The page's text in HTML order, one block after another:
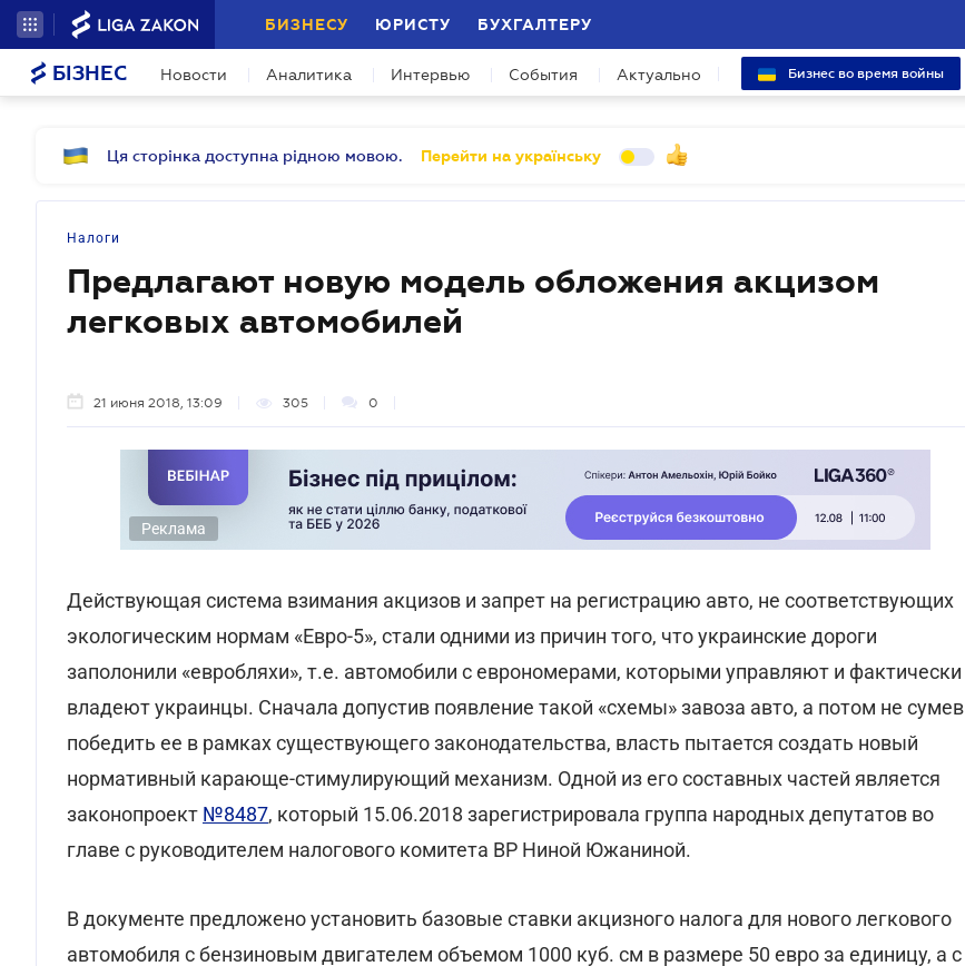
БИЗНЕСУ ЮРИСТУ БУХГАЛТЕРУ
БІЗНЕС Новости Аналитика Интервью События Актуально Бизнес во время войны
Ця сторінка доступна рідною мовою. Перейти на українську
Налоги
Предлагают новую модель обложения акцизом
легковых автомобилей
21 июня 2018, 13:09 305 0
Реклама
Действующая система взимания акцизов и запрет на регистрацию авто, не соответствующих
экологическим нормам «Евро-5», стали одними из причин того, что украинские дороги
заполонили «евробляхи», т.е. автомобили с еврономерами, которыми управляют и фактически
владеют украинцы. Сначала допустив появление такой «схемы» завоза авто, а потом не сумев
победить ее в рамках существующего законодательства, власть пытается создать новый
нормативный карающе-стимулирующий механизм. Одной из его составных частей является
законопроект №8487, который 15.06.2018 зарегистрировала группа народных депутатов во
главе с руководителем налогового комитета ВР Ниной Южаниной.
В документе предложено установить базовые ставки акцизного налога для нового легкового
автомобиля с бензиновым двигателем объемом 1000 куб. см в размере 50 евро за единицу, а с